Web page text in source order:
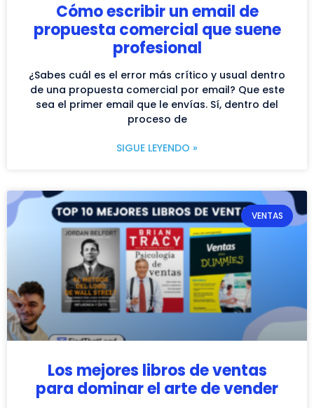
Cómo escribir un email de
propuesta comercial que suene
profesional
¿Sabes cuál es el error más crítico y usual dentro
de una propuesta comercial por email? Que este
sea el primer email que le envías. Sí, dentro del
proceso de
SIGUE LEYENDO »
VENTAS
Los mejores libros de ventas
para dominar el arte de vender